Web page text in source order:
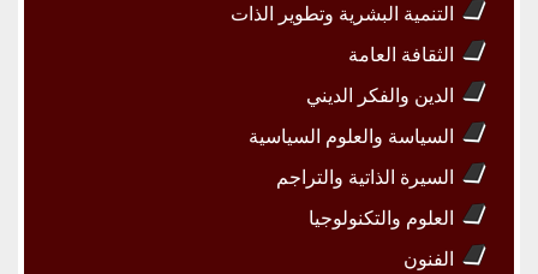
التنمية البشرية وتطوير الذات
الثقافة العامة
الدين والفكر الديني
السياسة والعلوم السياسية
السيرة الذاتية والتراجم
العلوم والتكنولوجيا
الفنون